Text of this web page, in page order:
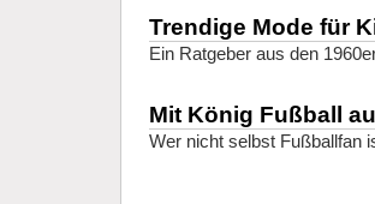
Trendige Mode für
Ein Ratgeber aus den
Mit König Fußball
Wer nicht selbst Fußballfan